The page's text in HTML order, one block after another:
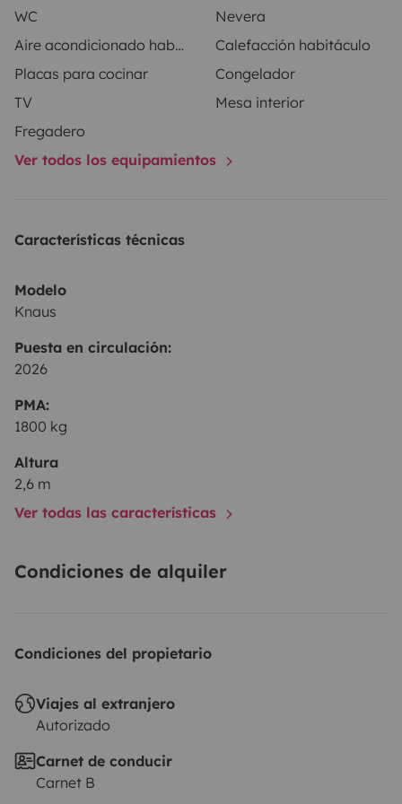
WC
Nevera
Aire acondicionado habitáculo
Calefacción habitáculo
Placas para cocinar
Congelador
TV
Mesa interior
Fregadero
Ver todos los equipamientos
Características técnicas
Modelo
Knaus
Puesta en circulación:
2026
PMA:
1800 kg
Altura
2,6 m
Ver todas las características
Condiciones de alquiler
Condiciones del propietario
Viajes al extranjero
Autorizado
Carnet de conducir
Carnet B